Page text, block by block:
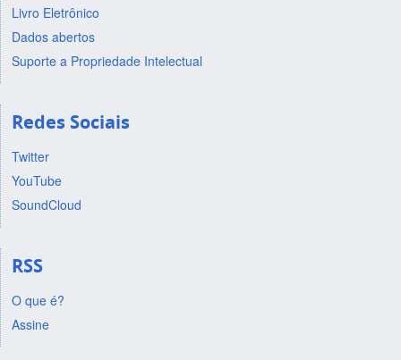
Livro Eletrônico
Dados abertos
Suporte a Propriedade Intelectual
Redes Sociais
Twitter
YouTube
SoundCloud
RSS
O que é?
Assine